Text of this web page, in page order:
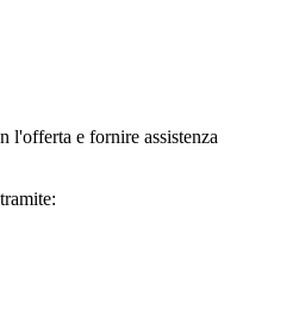
e fornire assistenza